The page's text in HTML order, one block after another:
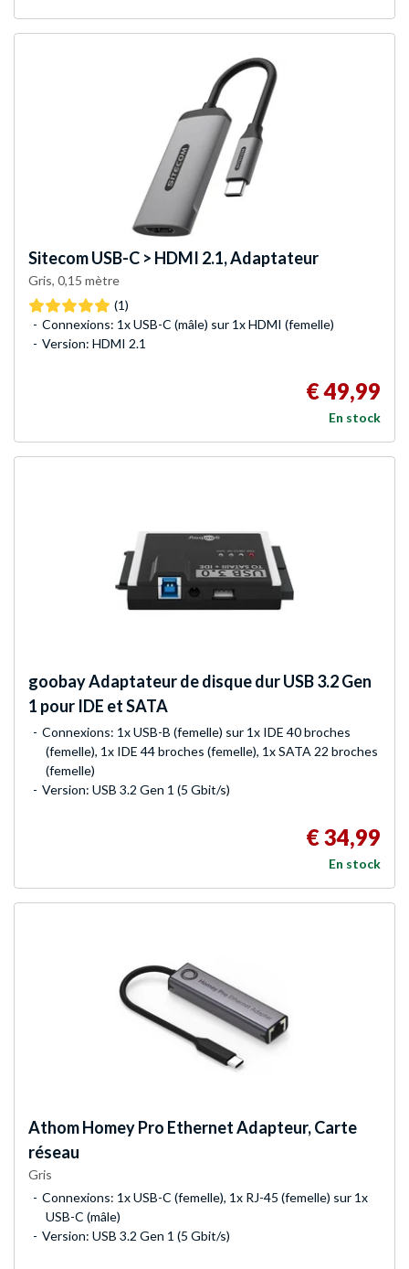
SitecomUSB-C > HDMI 2.1, Adaptateur
Gris, 0,15 mètre
(1)
Connexions: 1x USB-C (mâle) sur 1x HDMI (femelle)
Version: HDMI 2.1
€ 49,99
En stock
goobayAdaptateur de disque dur USB 3.2 Gen
1 pour IDE et SATA
Connexions: 1x USB-B (femelle) sur 1x IDE 40 broches
(femelle), 1x IDE 44 broches (femelle), 1x SATA 22 broches
(femelle)
Version: USB 3.2 Gen 1 (5 Gbit/s)
€ 34,99
En stock
AthomHomey Pro Ethernet Adapteur, Carte
réseau
Gris
Connexions: 1x USB-C (femelle), 1x RJ-45 (femelle) sur 1x
USB-C (mâle)
Version: USB 3.2 Gen 1 (5 Gbit/s)